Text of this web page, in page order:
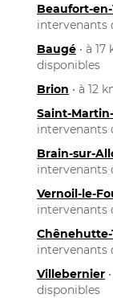
Beaufort-
intervenants
Baugé • à
disponibles
Brion • à 12
Saint-
intervenants
Brain-sur-
intervenants
Vernoil-le-
intervenants
intervenants
Villebernier
disponibles